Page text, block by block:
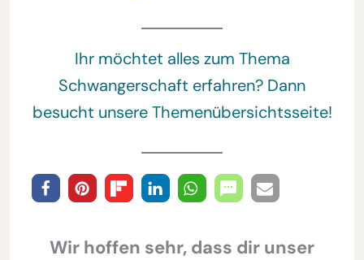
Ihr möchtet alles zum Thema
Schwangerschaft erfahren? Dann
besucht unsere Themenübersichtsseite!
Wir hoffen sehr, dass dir unser